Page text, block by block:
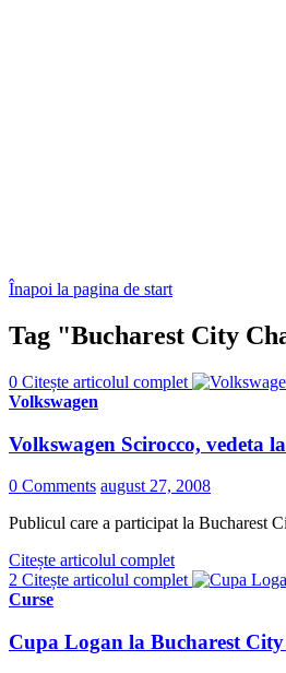
Înapoi la pagina de start
Tag "Bucharest City
0 Citește articolul complet
Volkswagen
Volkswagen Scirocco, vedeta
0 Comments august 27, 2008
Publicul care a participat la Bucharest
Citește articolul complet
2 Citește articolul complet
Curse
Cupa Logan la Bucharest